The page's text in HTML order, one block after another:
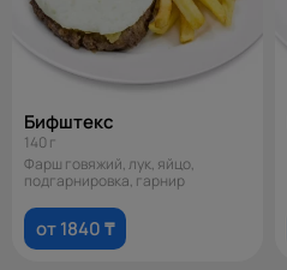
Бифштекс
140 г
Фарш говяжий, лук, яйцо,
подгарнировка, гарнир
от 1840 ₸